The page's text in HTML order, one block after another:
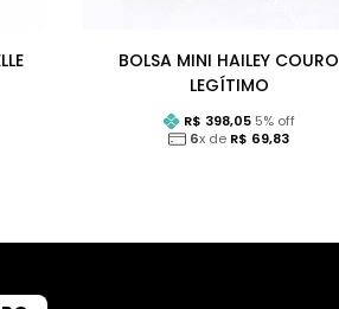
BOLSA MINI HAILEY COURO
LEGÍTIMO
R$ 398,05 5% off
6x de R$ 69,83